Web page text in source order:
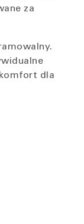
za
dla